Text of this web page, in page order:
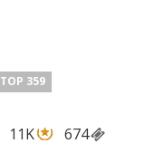
TOP 359
11K 674